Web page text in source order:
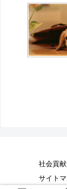
社会貢
サイト